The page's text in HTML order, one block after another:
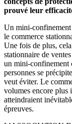
prouvé leur
Un mini-confinement
le commerce
Une fois de plus,
stationnaire de
un mini-confinement
personnes se
veut éviter. Le
volumes encore plus
atteindraient
épreuves.